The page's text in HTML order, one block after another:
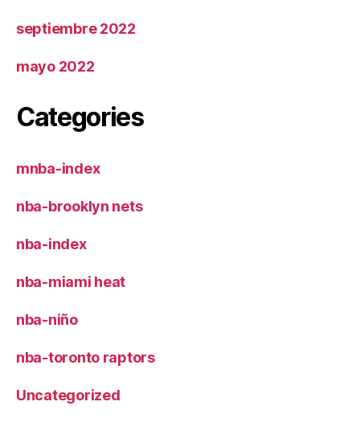
septiembre 2022
mayo 2022
Categories
mnba-index
nba-brooklyn nets
nba-index
nba-miami heat
nba-niño
nba-toronto raptors
Uncategorized